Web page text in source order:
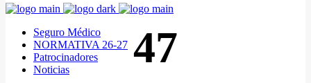
Seguro Médico
NORMATIVA 26-27
Patrocinadores
Noticias
47